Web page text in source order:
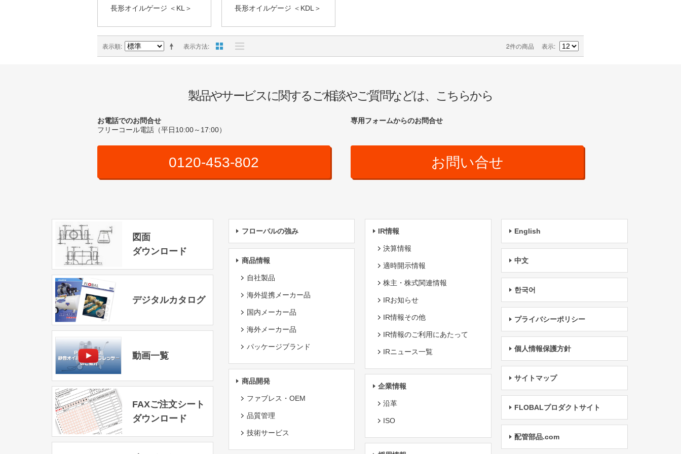
長形オイルゲージ ＜KL＞ 長形オイルゲージ ＜KDL＞
表示方法
表示順 2件の商品 表示
製品やサービスに関するご相談やご質問などは、こちらから
お電話でのお問合せ
フリーコール電話（平日10:00～17:00）
0120-453-802
専用フォームからのお問合せ
お問い合せ
図面
ダウンロード
デジタルカタログ
動画一覧
FAXご注文シート
ダウンロード
フローバルの強み
商品情報
自社製品
海外提携メーカー品
国内メーカー品
海外メーカー品
パッケージブランド
商品開発
ファブレス・OEM
品質管理
技術サービス
IR情報
決算情報
適時開示情報
株主・株式関連情報
IRお知らせ
IR情報その他
IR情報のご利用にあたって
IRニュース一覧
企業情報
沿革
ISO
English
中文
한국어
プライバシーポリシー
個人情報保護方針
サイトマップ
FLOBALプロダクトサイト
配管部品.com